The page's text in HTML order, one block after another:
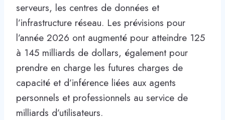
serveurs, les centres de données et
l’infrastructure réseau. Les prévisions pour
l’année 2026 ont augmenté pour atteindre 125
à 145 milliards de dollars, également pour
prendre en charge les futures charges de
capacité et d’inférence liées aux agents
personnels et professionnels au service de
milliards d’utilisateurs.